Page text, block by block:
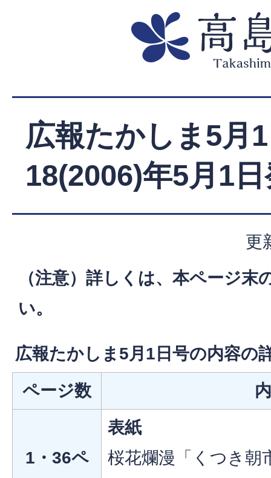
広報たかしま5月
18(2006)年5月1
更
（注意）詳しくは、本ページ末
い。
広報たかしま5月1日号の内容の
ページ数
1・36ペ
表紙
桜花爛漫「くつき朝